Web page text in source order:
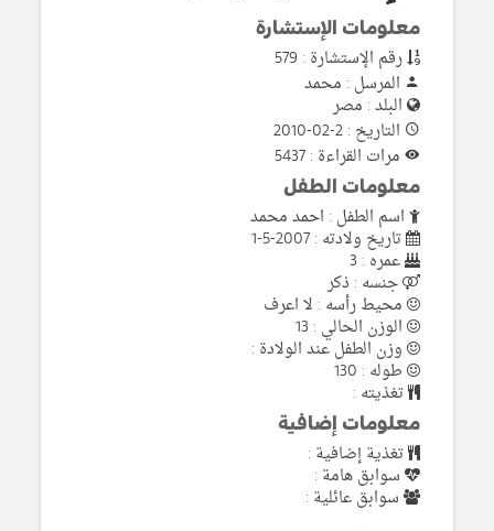
معلومات الإستشارة
رقم الإستشارة : 579
المرسل : محمد
البلد : مصر
التاريخ : 2-02-2010
مرات القراءة : 5437
معلومات الطفل
اسم الطفل : احمد محمد
تاريخ ولادته : 2007-5-1
عمره : 3
جنسه : ذكر
محيط رأسه : لا اعرف
الوزن الحالي : 13
وزن الطفل عند الولادة :
طوله : 130
تغذيته :
معلومات إضافية
تغذية إضافية :
سوابق هامة :
سوابق عائلية :